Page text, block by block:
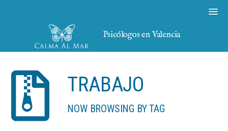
Psicólogos en Valencia
TRABAJO
NOW BROWSING BY TAG